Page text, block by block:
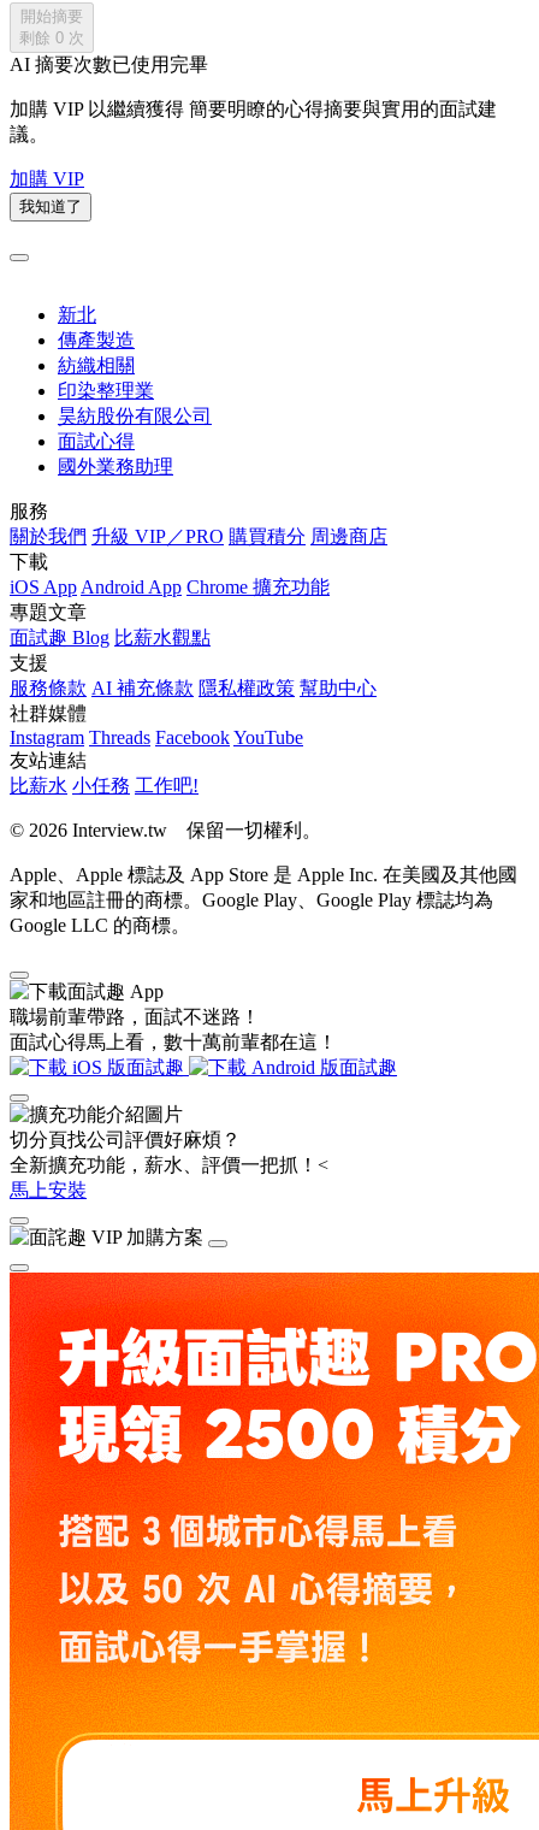
開始摘要
剩餘 0 次
AI 摘要次數已使用完畢
加購 VIP 以繼續獲得 簡要明瞭的心得摘要與實用的面試建
議。
加購 VIP
我知道了
新北
傳產製造
紡織相關
印染整理業
昊紡股份有限公司
面試心得
國外業務助理
服務
關於我們 升級 VIP／PRO 購買積分 周邊商店
下載
iOS App Android App Chrome 擴充功能
專題文章
面試趣 Blog 比薪水觀點
支援
服務條款 AI 補充條款 隱私權政策 幫助中心
社群媒體
Instagram Threads FacebookYouTube
友站連結
比薪水 小任務 工作吧!
© 2026 Interview.tw 保留一切權利。
Apple、Apple 標誌及 App Store 是 Apple Inc. 在美國及其他國
家和地區註冊的商標。Google Play、Google Play 標誌均為
Google LLC 的商標。
職場前輩帶路，面試不迷路！
面試心得馬上看，數十萬前輩都在這！
切分頁找公司評價好麻煩？
全新擴充功能，薪水、評價一把抓！<
馬上安裝